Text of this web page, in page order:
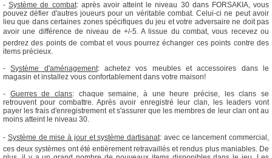
-Système de combat: après avoir atteint le niveau 30 dans FORSAKIA, vous
pouvez défier d'autres joueurs pour un véritable combat. Celui-ci ne peut avoir
lieu que dans certaines zones spécifiques du jeu et votre adversaire ne doit pas
avoir une différence de niveau de +/-5. A lissue du combat, vous recevez ou
perdrez des points de combat et vous pourrez échanger ces points contre des
items précieux.
-Système d'aménagement: achetez vos meubles et accessoires dans le
magasin et installez vous confortablement dans votre maison!
- Guerres de clans: chaque semaine, à une heure précise, les clans se
retrouvent pour combattre. Après avoir enregistré leur clan, les leaders vont
payer les frais d'enregistrement et s'assurer que les membres de leur clan ont au
moins atteint le niveau 30.
- Système de mise à jour et système dartisanat: avec ce lancement commercial,
ces deux systèmes ont été entièrement retravaillés et rendus plus maniables. De